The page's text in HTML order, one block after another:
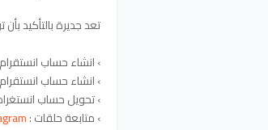
تعد جديرة بالتأكيد
› انشاء حساب انستقرام
› انشاء حساب انستقرام
› تحويل حساب
› متابعة حلقات :